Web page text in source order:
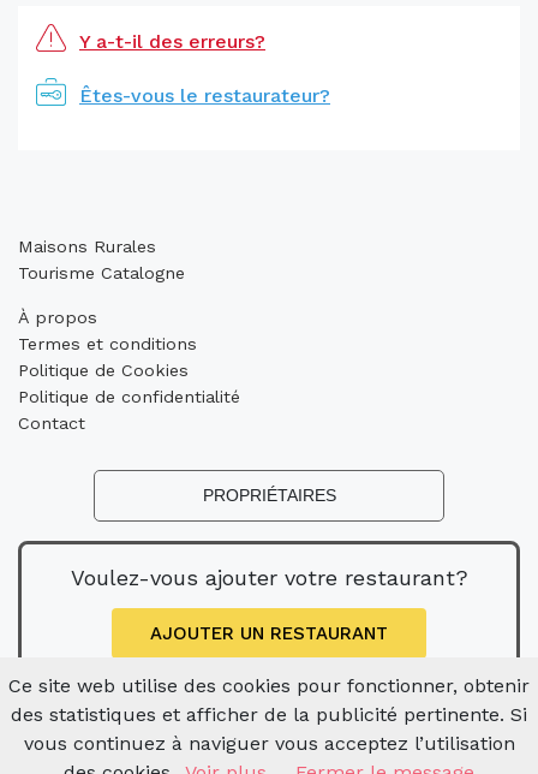
Y a-t-il des erreurs?
Êtes-vous le restaurateur?
Maisons Rurales
Tourisme Catalogne
À propos
Termes et conditions
Politique de Cookies
Politique de confidentialité
Contact
PROPRIÉTAIRES
Voulez-vous ajouter votre restaurant?
AJOUTER UN RESTAURANT
Ce site web utilise des cookies pour fonctionner, obtenir
des statistiques et afficher de la publicité pertinente. Si
vous continuez à naviguer vous acceptez l’utilisation